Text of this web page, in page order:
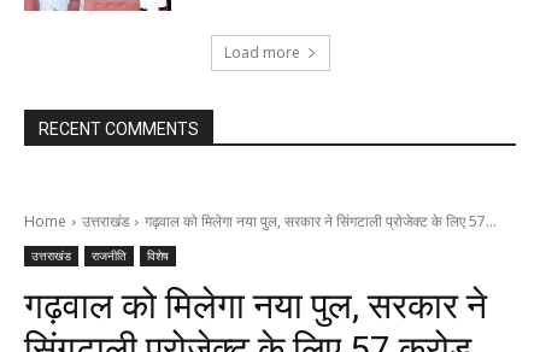
Load more
RECENT COMMENTS